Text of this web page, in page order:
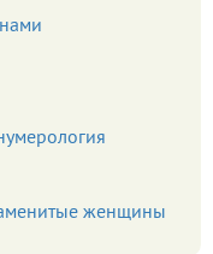
женщины